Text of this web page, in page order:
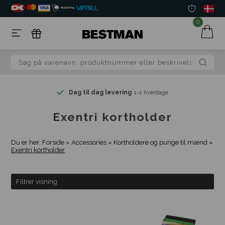
0
Dag til dag levering 1-2 hverdage
Exentri kortholder
Du er her: Forside »Accessories » Kortholdere og punge til mænd »
Exentri kortholder
Filtrer visning